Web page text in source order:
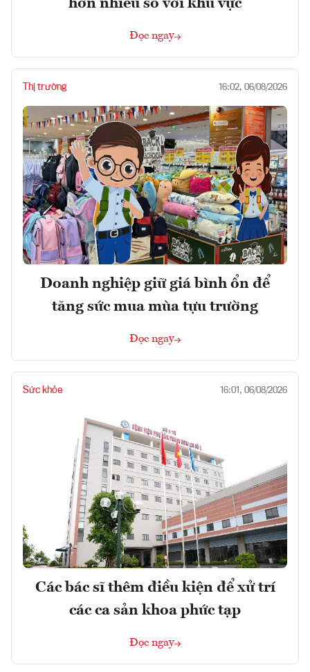
hơn nhiều so với khu vực
Đọc ngay
Thị trường 16:02, 06/08/2026
Doanh nghiệp giữ giá bình ổn để
tăng sức mua mùa tựu trường
Đọc ngay
Sức khỏe 16:01, 06/08/2026
Các bác sĩ thêm điều kiện để xử trí
các ca sản khoa phức tạp
Đọc ngay